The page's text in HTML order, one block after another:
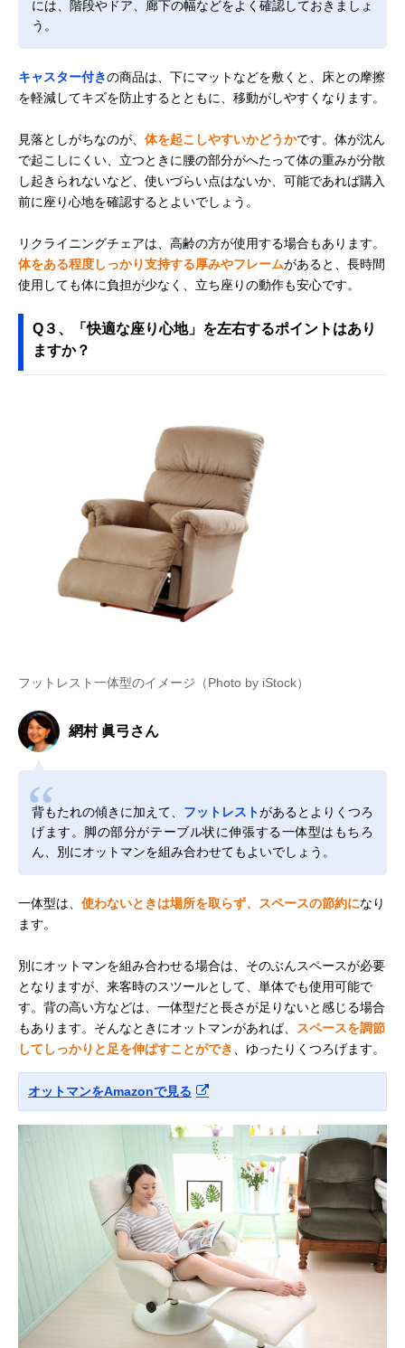
には、階段やドア、廊下の幅などをよく確認しておきましょ
う。
キャスター付きの商品は、下にマットなどを敷くと、床との摩擦
を軽減してキズを防止するとともに、移動がしやすくなります。
見落としがちなのが、 体を起こしやすいかどうかです。体が沈ん
で起こしにくい、立つときに腰の部分がへたって体の重みが分散
し起きられないなど、使いづらい点はないか、可能であれば購入
前に座り心地を確認するとよいでしょう。
リクライニングチェアは、高齢の方が使用する場合もあります。
体をある程度しっかり支持する厚みやフレームがあると、長時間
使用しても体に負担が少なく、立ち座りの動作も安心です。
Q３、「快適な座り心地」を左右するポイントはあり
ますか？
フットレスト一体型のイメージ（Photo by iStock）
網村 眞弓さん
背もたれの傾きに加えて、 フットレストがあるとよりくつろ
げます。脚の部分がテーブル状に伸張する一体型はもちろ
ん、別にオットマンを組み合わせてもよいでしょう。
一体型は、 使わないときは場所を取らず、スペースの節約になり
ます。
別にオットマンを組み合わせる場合は、そのぶんスペースが必要
となりますが、来客時のスツールとして、単体でも使用可能で
す。背の高い方などは、一体型だと長さが足りないと感じる場合
もあります。そんなときにオットマンがあれば、
スペースを調節
してしっかりと足を伸ばすことができ
、ゆったりくつろげます。
オットマンをAmazonで見る